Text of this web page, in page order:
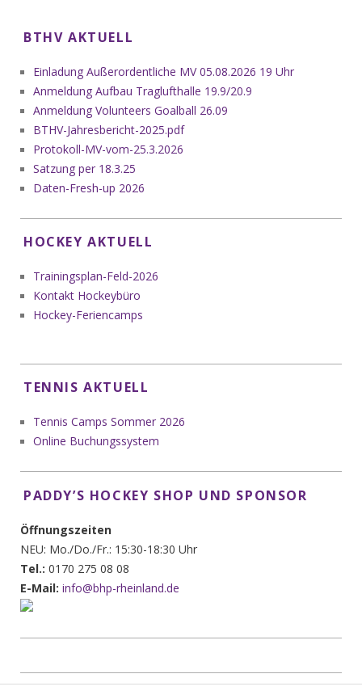
BTHV AKTUELL
Einladung Außerordentliche MV 05.08.2026 19 Uhr
Anmeldung Aufbau Traglufthalle 19.9/20.9
Anmeldung Volunteers Goalball 26.09
BTHV-Jahresbericht-2025.pdf
Protokoll-MV-vom-25.3.2026
Satzung per 18.3.25
Daten-Fresh-up 2026
HOCKEY AKTUELL
Trainingsplan-Feld-2026
Kontakt Hockeybüro
Hockey-Feriencamps
TENNIS AKTUELL
Tennis Camps Sommer 2026
Online Buchungssystem
PADDY’S HOCKEY SHOP UND SPONSOR
Öffnungszeiten
NEU: Mo./Do./Fr.: 15:30-18:30 Uhr
Tel.: 0170 275 08 08
E-Mail: info@bhp-rheinland.de